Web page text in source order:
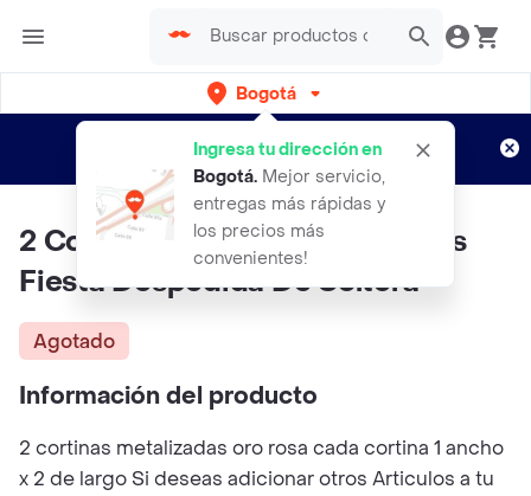
Bogotá
Ingresa tu dirección en
Bogotá. Mejor servicio,
entregas más rápidas y
los precios más
convenientes!
envíos gratis por semanas
Aplican TyC
2 Cortina Metalizada Diamantes
Fiesta Despedida De Soltera
Agotado
Información del producto
2 cortinas metalizadas oro rosa cada cortina 1 ancho
x 2 de largo Si deseas adicionar otros Articulos a tu